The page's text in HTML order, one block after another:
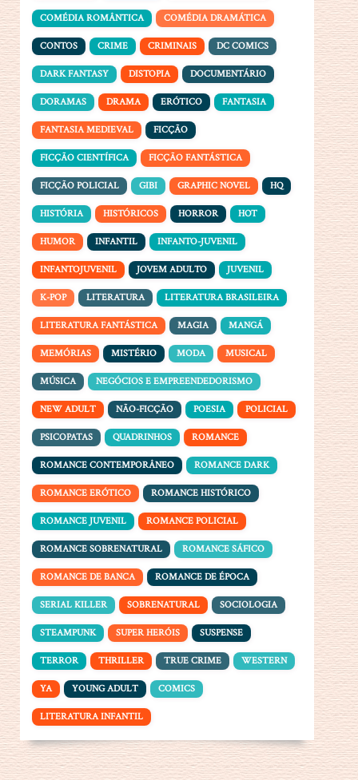
COMÉDIA ROMÂNTICA COMÉDIA DRAMÁTICA
CONTOS CRIME CRIMINAIS DC COMICS
DARK FANTASY DISTOPIA DOCUMENTÁRIO
DORAMAS DRAMA ERÓTICO FANTASIA
FANTASIA MEDIEVAL FICÇÃO
FICÇÃO CIENTÍFICA FICÇÃO FANTÁSTICA
FICÇÃO POLICIAL GIBI GRAPHIC NOVEL HQ
HISTÓRIA HISTÓRICOS HORROR HOT
HUMOR INFANTIL INFANTO-JUVENIL
INFANTOJUVENIL JOVEM ADULTO JUVENIL
K-POP LITERATURA LITERATURA BRASILEIRA
LITERATURA FANTÁSTICA MAGIA MANGÁ
MEMÓRIAS MISTÉRIO MODA MUSICAL
MÚSICA NEGÓCIOS E EMPREENDEDORISMO
NEW ADULT NÃO-FICÇÃO POESIA POLICIAL
PSICOPATAS QUADRINHOS ROMANCE
ROMANCE CONTEMPORÂNEO ROMANCE DARK
ROMANCE ERÓTICO ROMANCE HISTÓRICO
ROMANCE JUVENIL ROMANCE POLICIAL
ROMANCE SOBRENATURAL ROMANCE SÁFICO
ROMANCE DE BANCA ROMANCE DE ÉPOCA
SERIAL KILLER SOBRENATURAL SOCIOLOGIA
STEAMPUNK SUPER HERÓIS SUSPENSE
TERROR THRILLER TRUE CRIME WESTERN
YA YOUNG ADULT COMICS
LITERATURA INFANTIL